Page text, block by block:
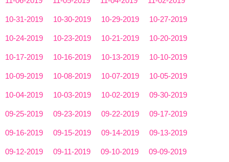
10-31-2019 10-30-2019 10-29-2019 10-27-2019
10-24-2019 10-23-2019 10-21-2019 10-20-2019
10-17-2019 10-16-2019 10-13-2019 10-10-2019
10-09-2019 10-08-2019 10-07-2019 10-05-2019
10-04-2019 10-03-2019 10-02-2019 09-30-2019
09-25-2019 09-23-2019 09-22-2019 09-17-2019
09-16-2019 09-15-2019 09-14-2019 09-13-2019
09-12-2019 09-11-2019 09-10-2019 09-09-2019